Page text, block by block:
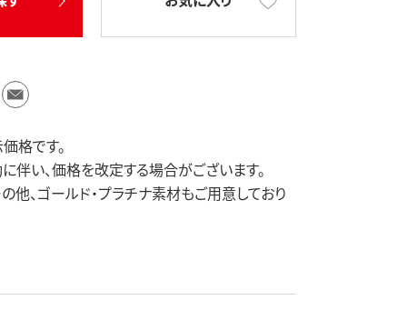
格です。
伴い、価格を改定する場合がございます。
他、ゴールド・プラチナ素材もご用意しており